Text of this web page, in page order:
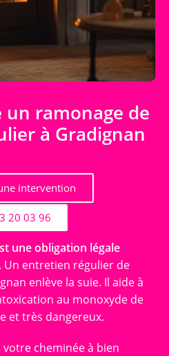
ramonage de
à Gradignan
intervention
20 03 96
une obligation légale
Un entretien régulier de
enlève la suie. Il aide à
au monoxyde de
et très dangereux.
cheminée à bien